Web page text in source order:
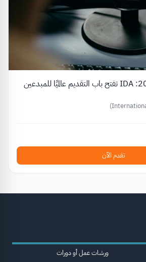
تقدم الآن
ورشات عمل أو دورات